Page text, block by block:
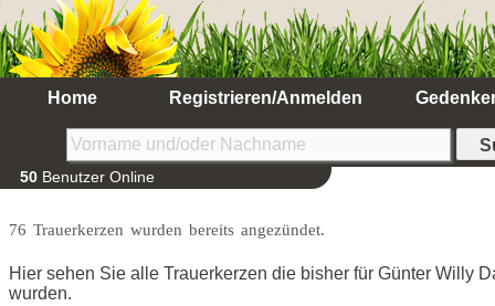
Home Registrieren/Anmelden
50 Benutzer Online
76 Trauerkerzen wurden bereits angezündet.
Hier sehen Sie alle Trauerkerzen die bisher für Günter Willy
wurden.